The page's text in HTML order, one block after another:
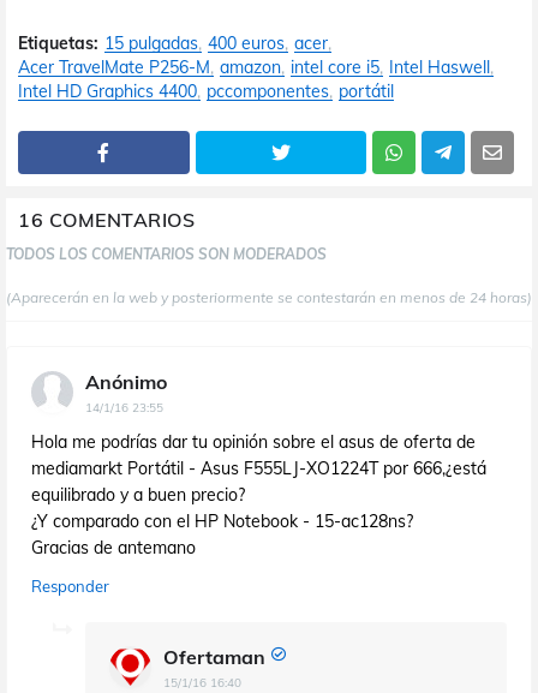
Etiquetas: 15 pulgadas 400 euros acer
Acer TravelMate P256-M amazon intel core i5 Intel Haswell
Intel HD Graphics 4400 pccomponentes portátil
16 COMENTARIOS
TODOS LOS COMENTARIOS SON MODERADOS
(Aparecerán en la web y posteriormente se contestarán en menos de 24 horas)
Anónimo
14/1/16 23:55
Hola me podrías dar tu opinión sobre el asus de oferta de
mediamarkt Portátil - Asus F555LJ-XO1224T por 666,¿está
equilibrado y a buen precio?
¿Y comparado con el HP Notebook - 15-ac128ns?
Gracias de antemano
Responder
Ofertaman
15/1/16 16:40